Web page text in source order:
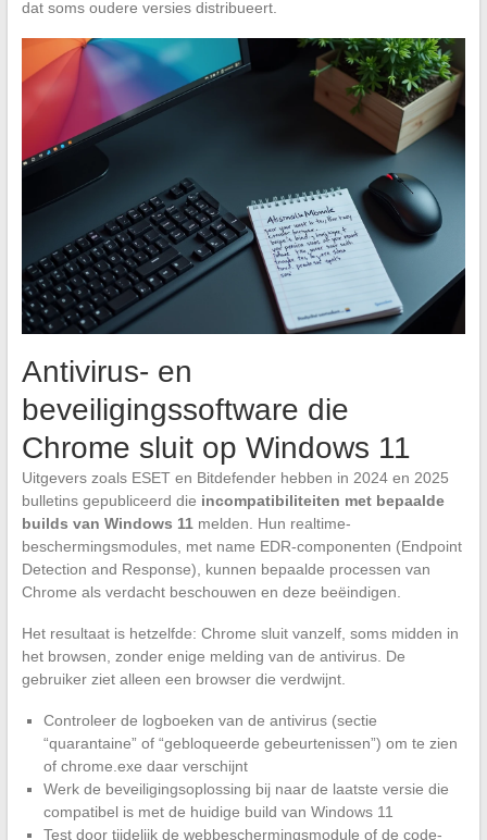
dat soms oudere versies distribueert.
Antivirus- en
beveiligingssoftware die
Chrome sluit op Windows 11
Uitgevers zoals ESET en Bitdefender hebben in 2024 en 2025
bulletins gepubliceerd die incompatibiliteiten met bepaalde
builds van Windows 11 melden. Hun realtime-
beschermingsmodules, met name EDR-componenten (Endpoint
Detection and Response), kunnen bepaalde processen van
Chrome als verdacht beschouwen en deze beëindigen.
Het resultaat is hetzelfde: Chrome sluit vanzelf, soms midden in
het browsen, zonder enige melding van de antivirus. De
gebruiker ziet alleen een browser die verdwijnt.
Controleer de logboeken van de antivirus (sectie
“quarantaine” of “gebloqueerde gebeurtenissen”) om te zien
of chrome.exe daar verschijnt
Werk de beveiligingsoplossing bij naar de laatste versie die
compatibel is met de huidige build van Windows 11
Test door tijdelijk de webbeschermingsmodule of de code-